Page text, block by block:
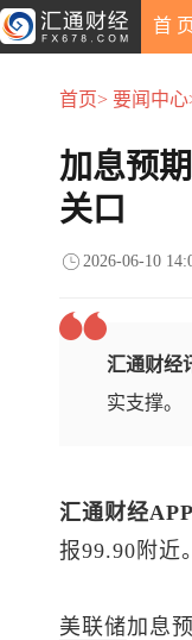
首 页
首页> 要闻中心
加息预
关口
2026-06-10
汇通财
实支撑。
汇通财经
报99.90附近。
美联储加息